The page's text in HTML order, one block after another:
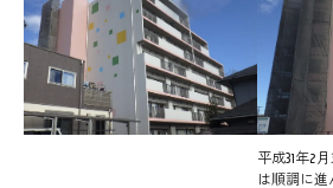
平成31年2
は順調に